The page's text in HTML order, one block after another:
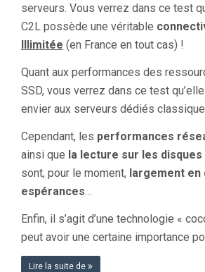
serveurs. Vous verrez dans ce test
C2L possède une véritable
Illimitée (en France en tout cas) !
Quant aux performances des
SSD, vous verrez dans ce test
envier aux serveurs dédiés
Cependant, les performances
ainsi que la lecture sur les disques
sont, pour le moment, largement en
espérances…
Enfin, il s’agit d’une technologie «
peut avoir une certaine importance
Lire la suite de